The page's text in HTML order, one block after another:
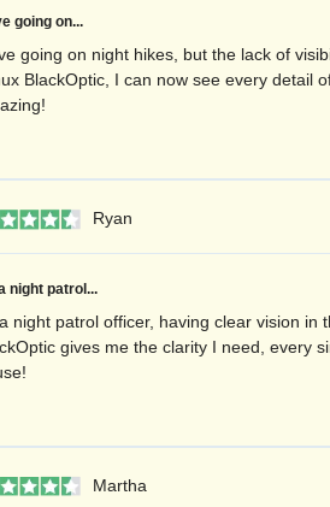
going on...
going on night hikes, but the lack of
BlackOptic, I can now see every detail
Ryan
night patrol...
night patrol officer, having clear vision in
gives me the clarity I need, every
Martha